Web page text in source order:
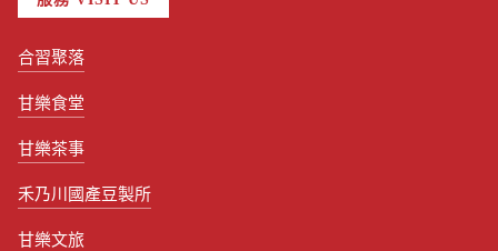
合習聚落
甘樂食堂
甘樂茶事
禾乃川國產豆製所
甘樂文旅